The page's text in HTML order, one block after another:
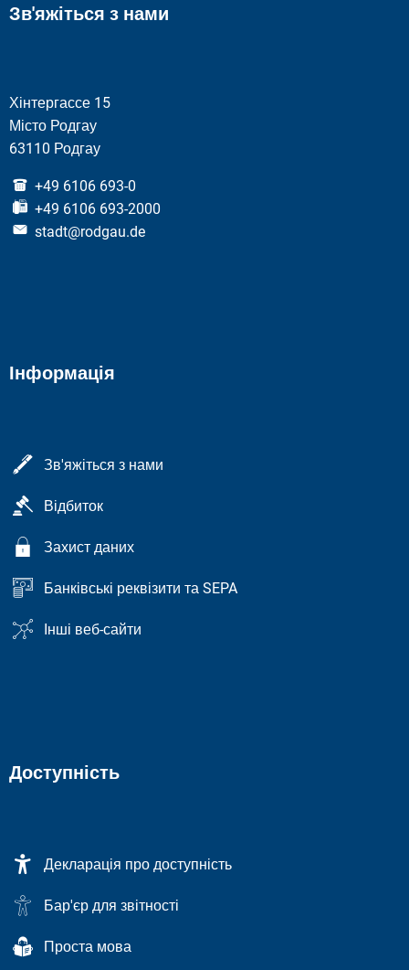
Зв'яжіться з нами
Хінтергассе 15
Місто Родгау
63110 Родгау
+49 6106 693-0
+49 6106 693-2000
stadt@rodgau.de
Інформація
Зв'яжіться з нами
Відбиток
Захист даних
Банківські реквізити та SEPA
Інші веб-сайти
Доступність
Декларація про доступність
Бар'єр для звітності
Проста мова